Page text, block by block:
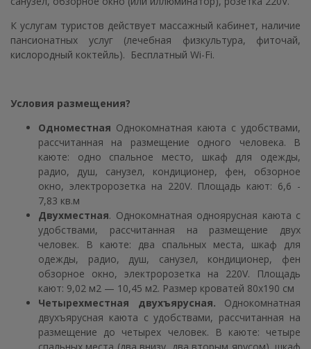
К услугам туристов действует массажный кабинет, наличие
пансионатных услуг (лечебная физкультура, фиточай,
кислородный коктейль). Бесплатный Wi-Fi.
Условия размещения?
Одноместная Однокомнатная каюта с удобствами,
рассчитанная на размещение одного человека. В
каюте: одно спальное место, шкаф для одежды,
радио, душ, санузел, кондиционер, фен, обзорное
окно, электророзетка на 220V. Площадь кают: 6,6 -
7,83 кв.м
Двухместная. Однокомнатная одноярусная каюта с
удобствами, рассчитанная на размещение двух
человек. В каюте: два спальных места, шкаф для
одежды, радио, душ, санузел, кондиционер, фен
обзорное окно, электророзетка на 220V. Площадь
кают: 9,02 м2 — 10,45 м2. Размер кроватей 80х190 см
Четырехместная двухъярусная. Однокомнатная
двухъярусная каюта с удобствами, рассчитанная на
размещение до четырех человек. В каюте: четыре